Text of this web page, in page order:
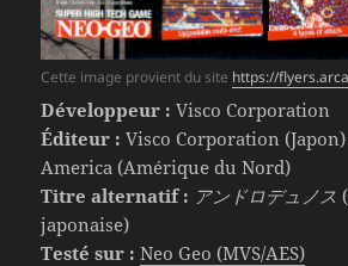
Cette image provient du site https://
Développeur : Visco Corporation
Éditeur : Visco Corporation
America (Amérique du Nord)
Titre alternatif : アンドロデュノス
japonaise)
Testé sur : Neo Geo (MVS/AES)